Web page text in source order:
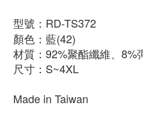
型號：RD-TS372
顏色：藍(42)
材質： 92%聚酯纖維、8%
尺寸：S~4XL
Made in Taiwan